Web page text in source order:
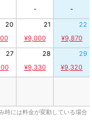
-
-
20
21
¥9,000
22
¥9,870
27
28
¥9,330
29
¥9,320
時には料金が変動している場合